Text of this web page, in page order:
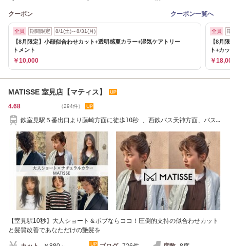
クーポン クーポン一覧へ
全員 期間限定 8/1(土)～8/31(月)
【8月限定】小顔似合わせカット+透明感夏カラー+湿気ケアトリー
トメント
￥10,000
全員
【8月
ト+カ
￥
MATISSE 室見店【マティス】
4.68 （294件）
鉄室見駅５番出口より藤崎方面に徒歩10秒 、西鉄バス天神方面、バス
【室見駅10秒】大人ショート＆ボブならココ！圧倒的支持の似合わせカット
と髪質改善であなただけの艶髪を